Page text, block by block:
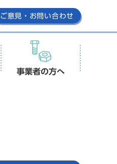
ご意見・お問い合わせ
事業者の方へ